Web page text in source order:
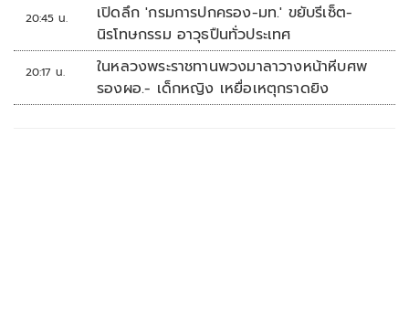
20:45 น.
เปิดลึก 'กรมการปกครอง-มท.' ขยับรีเซ็ต-
นิรโทษกรรม อาวุธปืนทั่วประเทศ
20:17 น.
ในหลวงพระราชทานพวงมาลาวางหน้าหีบศพ
รองผอ.- เด็กหญิง เหยื่อเหตุกราดยิง